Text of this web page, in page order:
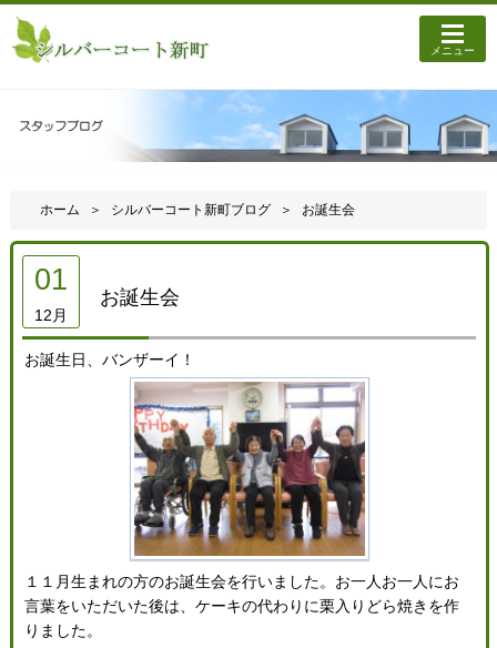
メニュー
ホーム シルバーコート新町ブログ お誕生会
01
12月
お誕生会
お誕生日、バンザーイ！
１１月生まれの方のお誕生会を行いました。お一人お一人にお
言葉をいただいた後は、ケーキの代わりに栗入りどら焼きを作
りました。